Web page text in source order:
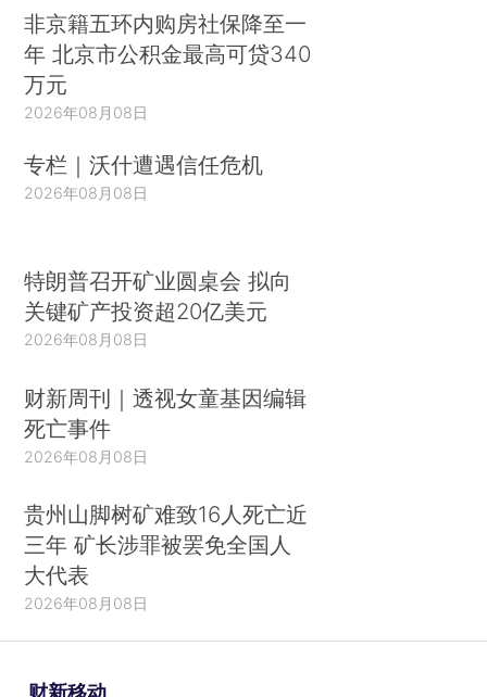
非京籍五环内购房社保降至一
年 北京市公积金最高可贷340
万元
2026年08月08日
专栏｜沃什遭遇信任危机
2026年08月08日
特朗普召开矿业圆桌会 拟向
关键矿产投资超20亿美元
2026年08月08日
财新周刊｜透视女童基因编辑
死亡事件
2026年08月08日
贵州山脚树矿难致16人死亡近
三年 矿长涉罪被罢免全国人
大代表
2026年08月08日
财新移动